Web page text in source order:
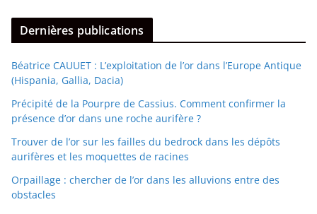
Dernières publications
Béatrice CAUUET : L’exploitation de l’or dans l’Europe Antique
(Hispania, Gallia, Dacia)
Précipité de la Pourpre de Cassius. Comment confirmer la
présence d’or dans une roche aurifère ?
Trouver de l’or sur les failles du bedrock dans les dépôts
aurifères et les moquettes de racines
Orpaillage : chercher de l’or dans les alluvions entre des
obstacles